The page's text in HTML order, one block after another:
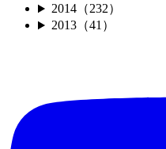
2014（232）
2013（41）